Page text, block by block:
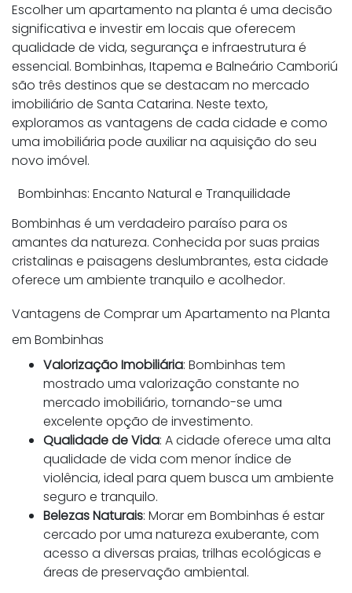
Escolher um apartamento na planta é uma decisão
significativa e investir em locais que oferecem
qualidade de vida, segurança e infraestrutura é
essencial. Bombinhas, Itapema e Balneário Camboriú
são três destinos que se destacam no mercado
imobiliário de Santa Catarina. Neste texto,
exploramos as vantagens de cada cidade e como
uma imobiliária pode auxiliar na aquisição do seu
novo imóvel.
Bombinhas: Encanto Natural e Tranquilidade
Bombinhas é um verdadeiro paraíso para os
amantes da natureza. Conhecida por suas praias
cristalinas e paisagens deslumbrantes, esta cidade
oferece um ambiente tranquilo e acolhedor.
Vantagens de Comprar um Apartamento na Planta
em Bombinhas
Valorização Imobiliária: Bombinhas tem
mostrado uma valorização constante no
mercado imobiliário, tornando-se uma
excelente opção de investimento.
Qualidade de Vida: A cidade oferece uma alta
qualidade de vida com menor índice de
violência, ideal para quem busca um ambiente
seguro e tranquilo.
Belezas Naturais: Morar em Bombinhas é estar
cercado por uma natureza exuberante, com
acesso a diversas praias, trilhas ecológicas e
áreas de preservação ambiental.